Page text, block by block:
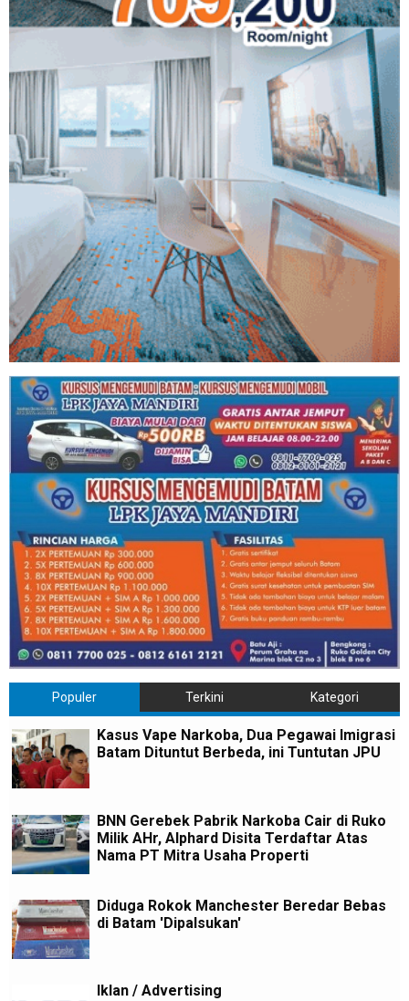
Populer Terkini Kategori
Kasus Vape Narkoba, Dua Pegawai Imigrasi
Batam Dituntut Berbeda, ini Tuntutan JPU
BNN Gerebek Pabrik Narkoba Cair di Ruko
Milik AHr, Alphard Disita Terdaftar Atas
Nama PT Mitra Usaha Properti
Diduga Rokok Manchester Beredar Bebas
di Batam 'Dipalsukan'
Iklan / Advertising